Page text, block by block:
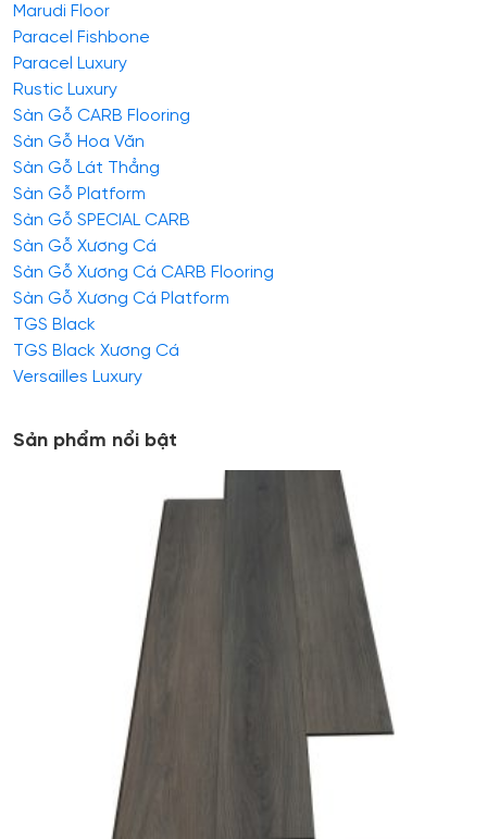
Marudi Floor
Paracel Fishbone
Paracel Luxury
Rustic Luxury
Sàn Gỗ CARB Flooring
Sàn Gỗ Hoa Văn
Sàn Gỗ Lát Thẳng
Sàn Gỗ Platform
Sàn Gỗ SPECIAL CARB
Sàn Gỗ Xương Cá
Sàn Gỗ Xương Cá CARB Flooring
Sàn Gỗ Xương Cá Platform
TGS Black
TGS Black Xương Cá
Versailles Luxury
Sản phẩm nổi bật